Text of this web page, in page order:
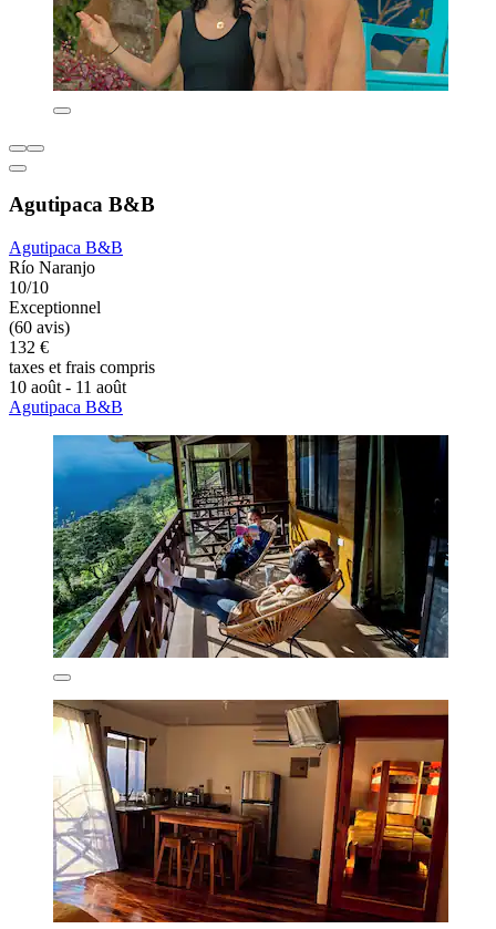
Agutipaca B&B
Agutipaca B&B
Río Naranjo
10/10
Exceptionnel
(60 avis)
132 €
taxes et frais compris
10 août - 11 août
Agutipaca B&B